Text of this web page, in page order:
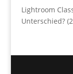
Lightroom
Unterschied?